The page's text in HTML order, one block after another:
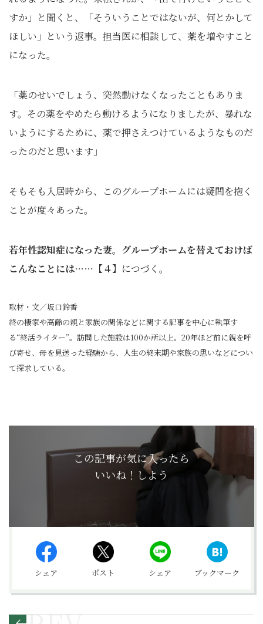
すか」と聞くと、「そういうことではないが、何とかして
ほしい」という返事。担当医に相談して、薬を増やすこと
になった。
「薬のせいでしょう、突然動けなくなったこともありま
す。その薬をやめたら動けるようになりましたが、暴れな
いようにするために、薬で押さえつけているようなものだ
ったのだと思います」
そもそも入居時から、このグループホームには疑問を抱く
ことが度々あった。
若年性認知症になった妻。グループホームを替えておけば
こんなことには……【４】 につづく。
取材・文／坂口鈴香
終の棲家や高齢の親と家族の関係などに関する記事を中心に執筆す
る“終活ライター”。訪問した施設は100か所以上。20年ほど前に親を呼
び寄せ、母を見送った経験から、人生の終末期や家族の思いなどについ
て探求している。
この記事が気に入ったら
いいね！しよう
シェア ポスト シェア ブックマーク